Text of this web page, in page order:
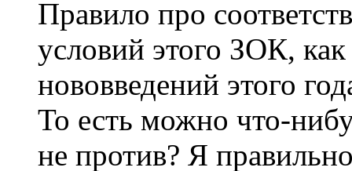
Правило про
условий этого ЗОК,
нововведений этого
То есть можно что-
не против? Я